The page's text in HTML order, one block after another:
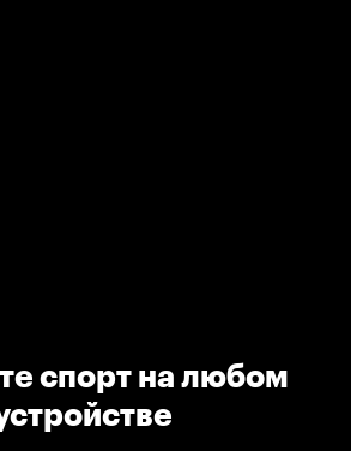
спорт на любом